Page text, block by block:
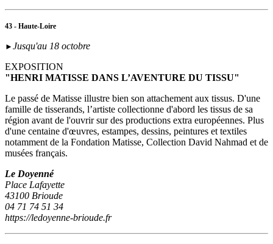
43 - Haute-Loire
► Jusqu'au 18 octobre
EXPOSITION
"HENRI MATISSE DANS L’AVENTURE DU TISSU"
Le passé de Matisse illustre bien son attachement aux tissus. D'une
famille de tisserands, l’artiste collectionne d'abord les tissus de sa
région avant de l'ouvrir sur des productions extra européennes. Plus
d'une centaine d'œuvres, estampes, dessins, peintures et textiles
notamment de la Fondation Matisse, Collection David Nahmad et de
musées français.
Le Doyenné
Place Lafayette
43100 Brioude
04 71 74 51 34
https://ledoyenne-brioude.fr